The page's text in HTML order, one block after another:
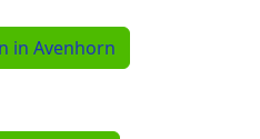
in Avenhorn